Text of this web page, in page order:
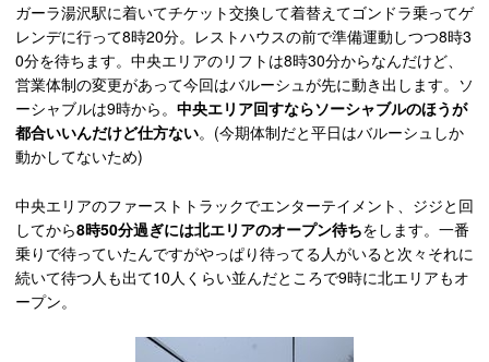
ガーラ湯沢駅に着いてチケット交換して着替えてゴンドラ乗ってゲ
レンデに行って8時20分。レストハウスの前で準備運動しつつ8時3
0分を待ちます。中央エリアのリフトは8時30分からなんだけど、
営業体制の変更があって今回はバルーシュが先に動き出します。ソ
ーシャブルは9時から。 中央エリア回すならソーシャブルのほうが
都合いいんだけど仕方ない。(今期体制だと平日はバルーシュしか
動かしてないため)
中央エリアのファーストトラックでエンターテイメント、ジジと回
してから8時50分過ぎには北エリアのオープン待ちをします。一番
乗りで待っていたんですがやっぱり待ってる人がいると次々それに
続いて待つ人も出て10人くらい並んだところで9時に北エリアもオ
ープン。